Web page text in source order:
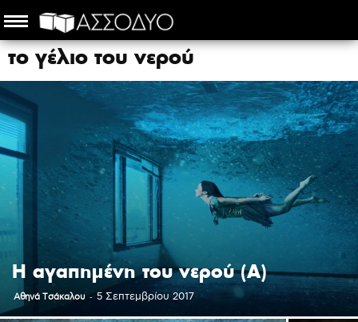
το γέλιο του νερού
Η αγαπημένη του νερού (Α)
Αθηνά Τσάκαλου - 5 Σεπτεμβρίου 2017